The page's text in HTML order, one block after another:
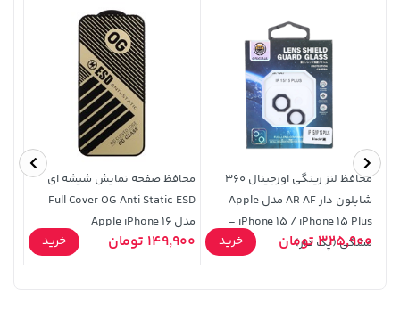
171,500
خرید
4,279,000 تومان
5,454,000
محافظ لنز رینگی اورجینال 360
شابلون دار AR AF مدل Apple
iPhone 15 / iPhone 15 Plus -
مشکی (پک دار)
325,900 تومان خرید
محافظ صفحه نمایش شیشه ای
Full Cover OG Anti Static ESD
مدل Apple iPhone 16
149,900 تومان خرید